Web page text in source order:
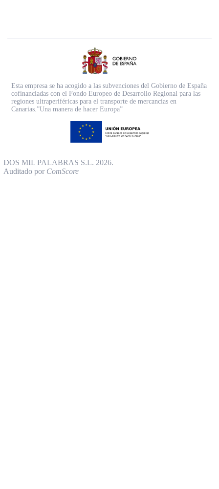
Esta empresa se ha acogido a las subvenciones del Gobierno de España
cofinanciadas con el Fondo Europeo de Desarrollo Regional para las
regiones ultraperiféricas para el transporte de mercancías en
Canarias.”Una manera de hacer Europa”
DOS MIL PALABRAS S.L. 2026.
Auditado por ComScore